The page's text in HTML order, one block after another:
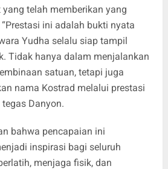
telah memberikan yang
ini adalah bukti nyata
Yudha selalu siap tampil
Tidak hanya dalam menjalankan
satuan, tetapi juga
nama Kostrad melalui prestasi
Danyon.
bahwa pencapaian ini
inspirasi bagi seluruh
menjaga fisik, dan